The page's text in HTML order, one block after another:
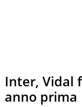
Inter, Vidal
anno prima